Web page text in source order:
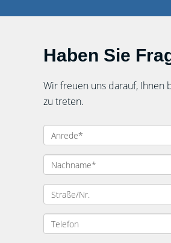
Haben Sie
Wir freuen uns darauf, Ihnen
zu treten.